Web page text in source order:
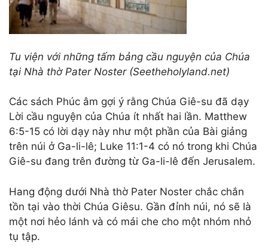
Tu viện với những tấm bảng cầu nguyện của Chúa
tại Nhà thờ Pater Noster (Seetheholyland.net)
Các sách Phúc âm gợi ý rằng Chúa Giê-su đã dạy
Lời cầu nguyện của Chúa ít nhất hai lần. Matthew
6:5-15 có lời dạy này như một phần của Bài giảng
trên núi ở Ga-li-lê; Luke 11:1-4 có nó trong khi Chúa
Giê-su đang trên đường từ Ga-li-lê đến Jerusalem.
Hang động dưới Nhà thờ Pater Noster chắc chắn
tồn tại vào thời Chúa Giêsu. Gần đỉnh núi, nó sẽ là
một nơi hẻo lánh và có mái che cho một nhóm nhỏ
tụ tập.